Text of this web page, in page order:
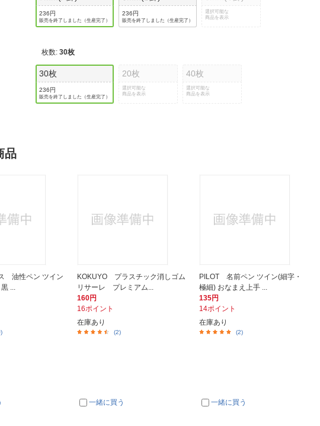
236円
販売を終了しました（生産完了）
236円
販売を終了しました（生産完了）
選択可能な
商品を表示
枚数:30枚
30枚
236円
販売を終了しました（生産完了）
20枚
選択可能な
商品を表示
40枚
選択可能な
商品を表示
品
油性ペン ツイン
...
KOKUYO プラスチック消しゴム
リサーレ プレミアム...
160円
16ポイント
在庫あり
(2)
一緒に買う
PILOT 名前ペン ツイン(細字・
極細) おなまえ上手 ...
135円
14ポイント
在庫あり
(2)
一緒に買う